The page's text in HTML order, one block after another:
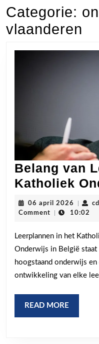
Categorie:
vlaanderen
Belang van
Katholiek
06 april 2026 06
april
Comment
10:02
Leerplannen in het
Onderwijs in België
hoogstaand onderwijs
ontwikkeling van elke
READ MORE
MORE